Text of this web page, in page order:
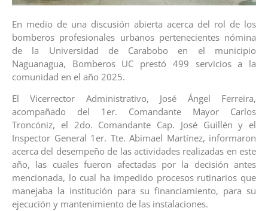
En medio de una discusión abierta acerca del rol de los
bomberos profesionales urbanos pertenecientes nómina
de la Universidad de Carabobo en el municipio
Naguanagua, Bomberos UC prestó 499 servicios a la
comunidad en el año 2025.
El Vicerrector Administrativo, José Ángel Ferreira,
acompañado del 1er. Comandante Mayor Carlos
Troncóniz, el 2do. Comandante Cap. José Guillén y el
Inspector General 1er. Tte. Abimael Martínez, informaron
acerca del desempeño de las actividades realizadas en este
año, las cuales fueron afectadas por la decisión antes
mencionada, lo cual ha impedido procesos rutinarios que
manejaba la institución para su financiamiento, para su
ejecución y mantenimiento de las instalaciones.